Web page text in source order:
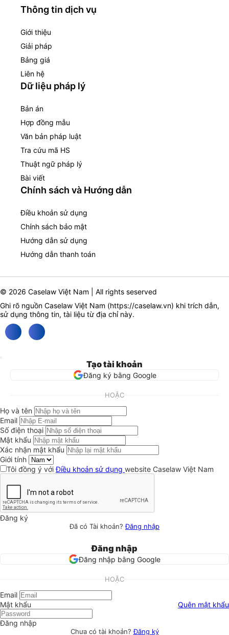
Thông tin dịch vụ
Giới thiệu
Giải pháp
Bảng giá
Liên hệ
Dữ liệu pháp lý
Bản án
Hợp đồng mẫu
Văn bản pháp luật
Tra cứu mã HS
Thuật ngữ pháp lý
Bài viết
Chính sách và Hướng dẫn
Điều khoản sử dụng
Chính sách bảo mật
Hướng dẫn sử dụng
Hướng dẫn thanh toán
© 2026 Caselaw Việt Nam | All rights seserved
Ghi rõ nguồn Caselaw Việt Nam (https://caselaw.vn) khi trích dẫn,
sử dụng thông tin, tài liệu từ địa chỉ này.
Tạo tài khoản
Đăng ký bằng Google
HOẶC
Họ và tên
Email
Số điện thoại
Mật khẩu
Xác nhận mật khẩu
Giới tính
Tôi đồng ý vớiĐiều khoản sử dụng website Caselaw Việt Nam
Đăng ký
Đã có Tài khoản?Đăng nhập
Đăng nhập
Đăng nhập bằng Google
HOẶC
Email
Mật khẩu
Quên mật khẩu
Đăng nhập
Chưa có tài khoản?Đăng ký